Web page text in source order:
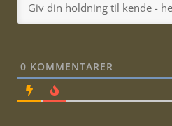
0 KOMMENTARER